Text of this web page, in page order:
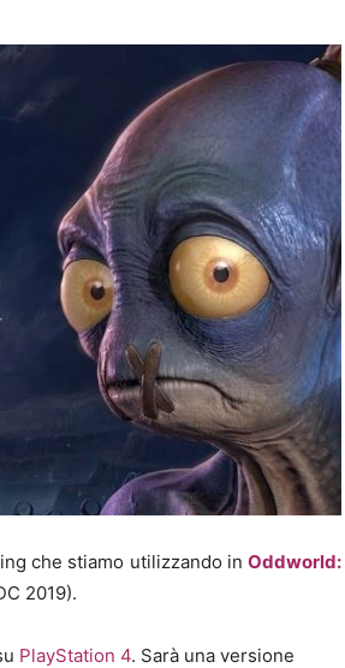
che stiamo utilizzando in Oddworld:
2019).
PlayStation 4. Sarà una versione